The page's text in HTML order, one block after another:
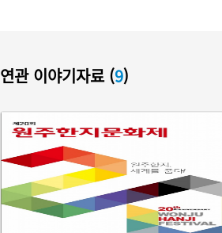
연관 이야기자료 (9)